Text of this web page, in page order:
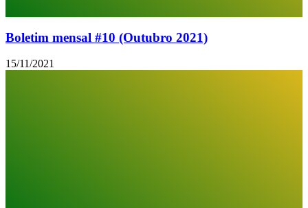
Boletim mensal #10 (Outubro 2021)
15/11/2021